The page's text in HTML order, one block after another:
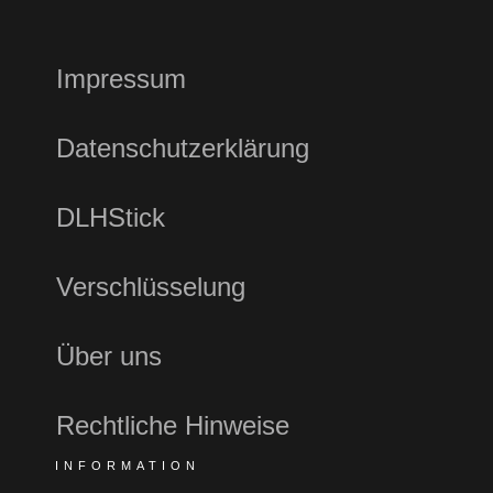
Impressum
Datenschutzerklärung
DLHStick
Verschlüsselung
Über uns
Rechtliche Hinweise
INFORMATION